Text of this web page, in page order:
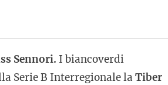
Sennori. I biancoverdi
Serie B Interregionale la Tiber